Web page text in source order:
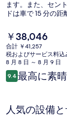
ギ
ャ
ラ
リ
ー
ます。また、セン
ドは車で 15 分の距
現
在
の
料
金
は
す
￥38,046
合計 ￥41,257
税およびサービス料込
8 月 8 日 ～ 8 月 9 日
口
コ
9.410段階中9.4
最高に素
人気の設備